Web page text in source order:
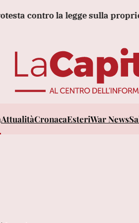
la legge sulla proprietà
AttualitàCronacaEsteriWar News